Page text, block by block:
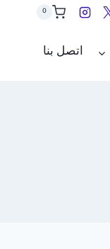
0
اتصل بنا